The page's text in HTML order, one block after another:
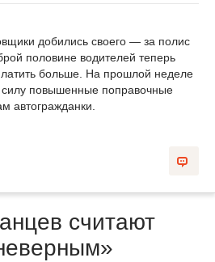
добились своего — за полис
половине водителей теперь
больше. На прошлой неделе
силу повышенные поправочные
автогражданки.
считают